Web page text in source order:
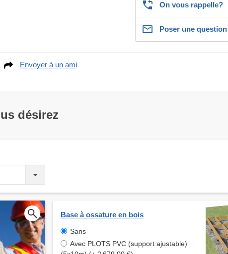
On vous rappelle?
Poser une question
Envoyer à un ami
désirez
Base à ossature en bois
Sans
Avec PLOTS PVC (support ajustable)